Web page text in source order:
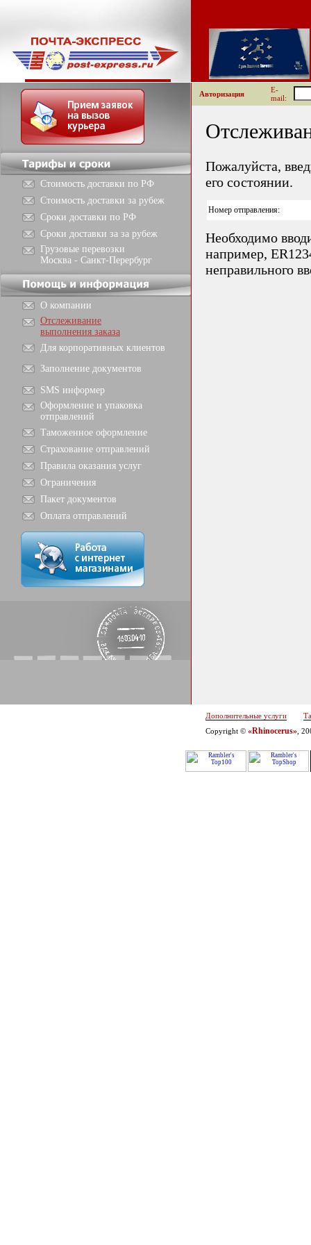
Стоимость доставки по РФ
Стоимость доставки за рубеж
Сроки доставки по РФ
Сроки доставки за за рубеж
Грузовые перевозки
Москва - Санкт-Перербург
О компании
Отслеживание
выполнения заказа
Для корпоративных клиентов
Заполнение документов
SMS информер
Оформление и упаковка
отправлений
Таможенное оформление
Страхование отправлений
Правила оказания услуг
Ограничения
Пакет документов
Оплата отправлений
Авторизация
E-
mail:
Пожалуйста,
его состоянии.
Номер отправления:
Необходимо
например,
неправильного
Дополнительные услуги
Copyright © «Rhinocerus» ,